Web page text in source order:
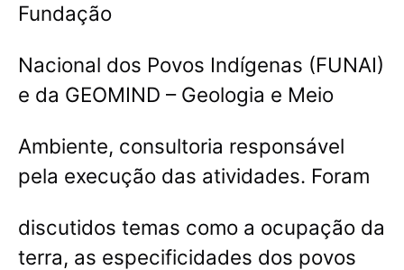
Fundação
Nacional dos Povos Indígenas (FUNAI)
e da GEOMIND – Geologia e Meio
Ambiente, consultoria responsável
pela execução das atividades. Foram
discutidos temas como a ocupação da
terra, as especificidades dos povos